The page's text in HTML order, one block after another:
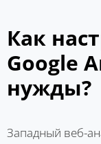
Как
Google
нужды?
Западный веб-